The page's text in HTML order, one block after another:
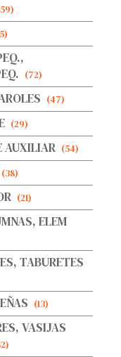
(72)
(47)
(29)
AUXILIAR (54)
(38)
(21)
ELEM
TABURETES
(13)
VASIJAS